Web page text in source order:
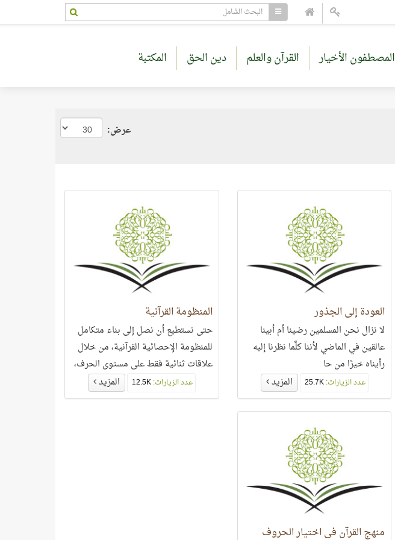
المصطفون الأخيار القرآن والعلم دين الحق المكتبة
عرض:
العودة إلى الجذور
لا نزال نحن المسلمين رضينا أم أبينا
عالقين في الماضي لأننا كلَّما نظرنا إليه
رأيناه خيرًا من حا
عدد الزيارات:25.7K المزيد
المنظومة القرآنية
حتى نستطيع أن نصل إلى بناء متكامل
للمنظومة الإحصائية القرآنية، من خلال
علاقات ثنائية فقط على مستوى الحرف،
ثم الكلمة، ثم الآية
عدد الزيارات:12.5K المزيد
منهج القرآن في اختيار الحروف